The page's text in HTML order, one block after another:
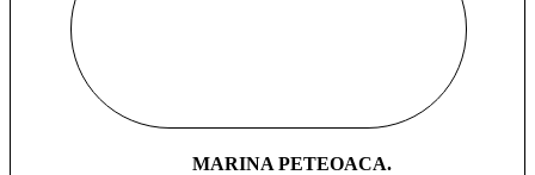
MARINA PETEOACA.